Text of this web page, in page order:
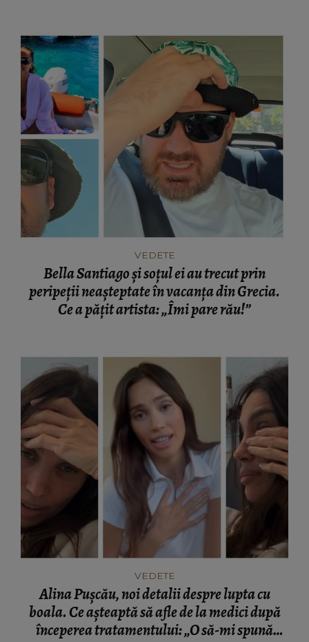
VEDETE
Bella Santiago și soțul ei au trecut prin
peripeții neașteptate în vacanța din Grecia.
Ce a pățit artista: „Îmi pare rău!”
VEDETE
Alina Pușcău, noi detalii despre lupta cu
boala. Ce așteaptă să afle de la medici după
începerea tratamentului: „O să-mi spună